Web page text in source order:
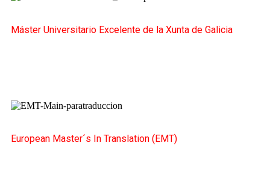
Máster Universitario Excelente de la Xunta de Galicia
European Master´s In Translation (EMT)